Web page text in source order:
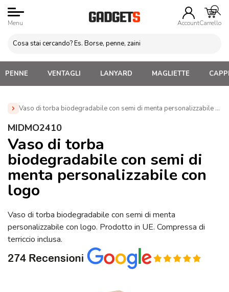
Menu AccountCarrello
PENNE VENTAGLI LANYARD MAGLIETTE
Vaso di torba biodegradabile con semi di menta personalizzabile
Home » Gadget per Casa e Giardino
personalizzabile con logo (MIDMO2410)
MIDMO2410
Vaso di torba
biodegradabile con semi di
menta personalizzabile con
logo
Vaso di torba biodegradabile con semi di menta
personalizzabile con logo. Prodotto in UE. Compressa di
terriccio inclusa.